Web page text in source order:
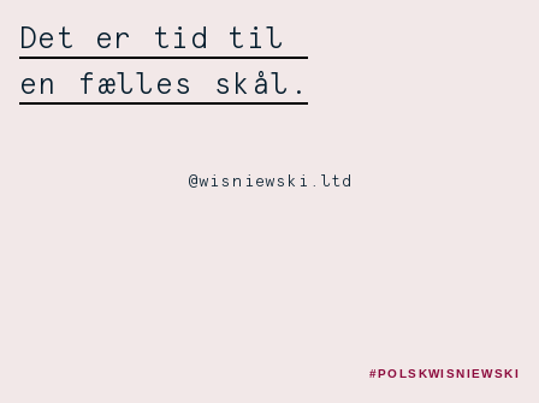
Det er tid til
en fælles skål.
@wisniewski.ltd
#POLSKWISNIEWSKI